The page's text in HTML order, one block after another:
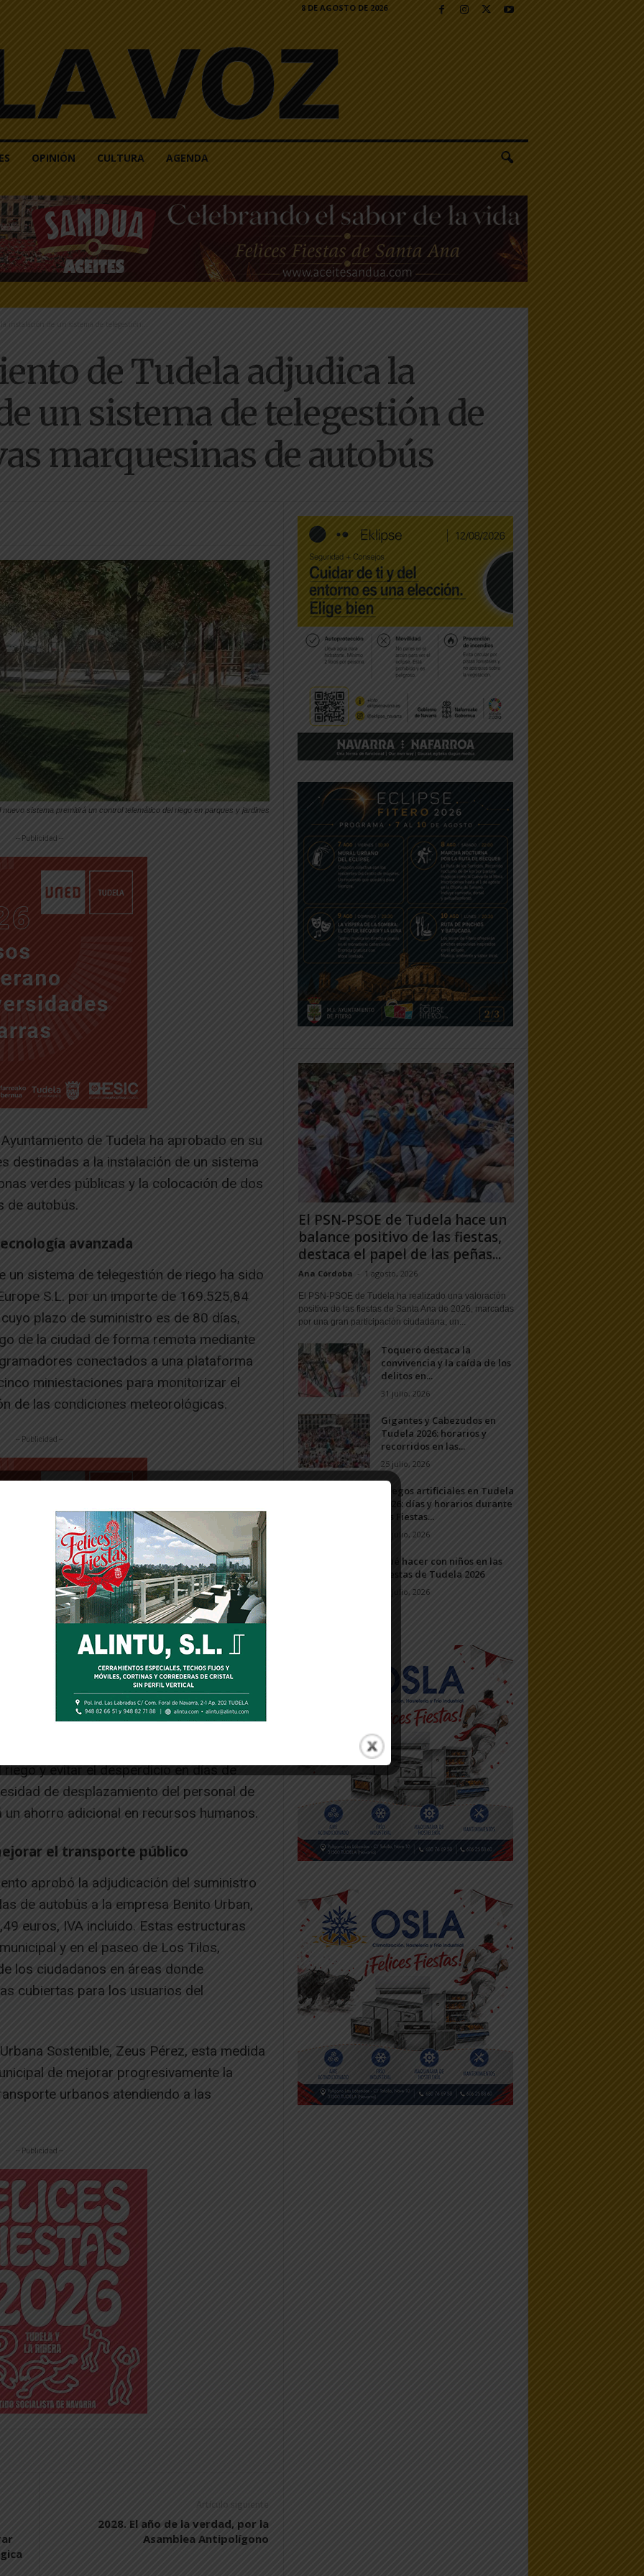
8 DE AGOSTO DE 2026
OPINIÓN CULTURA AGENDA
instalación de un sistema de telegestión...
de Tudela adjudica la
un sistema de telegestión de
marquesinas de autobús
nuevo sistema premitirá un control telemático del riego en parques y jardines
-- Publicidad --
de Tudela ha aprobado en su
destinadas a la instalación de un sistema
verdes públicas y la colocación de dos
de autobús.
avanzada
un sistema de telegestión de riego ha sido
S.L. por un importe de 169.525,84
plazo de suministro es de 80 días,
de la ciudad de forma remota mediante
conectados a una plataforma
miniestaciones para monitorizar el
de las condiciones meteorológicas.
-- Publicidad --
y evitar el desperdicio en días de
de desplazamiento del personal de
ahorro adicional en recursos humanos.
el transporte público
aprobó la adjudicación del suministro
de autobús a la empresa Benito Urban,
euros, IVA incluido. Estas estructuras
y en el paseo de Los Tilos,
los ciudadanos en áreas donde
cubiertas para los usuarios del
Sostenible, Zeus Pérez, esta medida
de mejorar progresivamente la
urbanos atendiendo a las
-- Publicidad --
Artículo siguiente
2028. El año de la verdad, por la
Asamblea Antipolígono
El PSN-PSOE de Tudela hace un
balance positivo de las fiestas,
destaca el papel de las peñas...
Ana Córdoba - 1 agosto, 2026
El PSN-PSOE de Tudela ha realizado una valoración
positiva de las fiestas de Santa Ana de 2026, marcadas
por una gran participación ciudadana, un...
Toquero destaca la
convivencia y la caída de los
delitos en...
31 julio, 2026
Gigantes y Cabezudos en
Tudela 2026: horarios y
recorridos en las...
25 julio, 2026
Fuegos artificiales en Tudela
2026: días y horarios durante
las Fiestas...
24 julio, 2026
Qué hacer con niños en las
Fiestas de Tudela 2026
23 julio, 2026